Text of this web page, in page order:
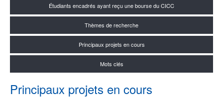
Étudiants encadrés ayant reçu une bourse du CICC
Thèmes de recherche
Principaux projets en cours
Mots clés
Principaux projets en cours